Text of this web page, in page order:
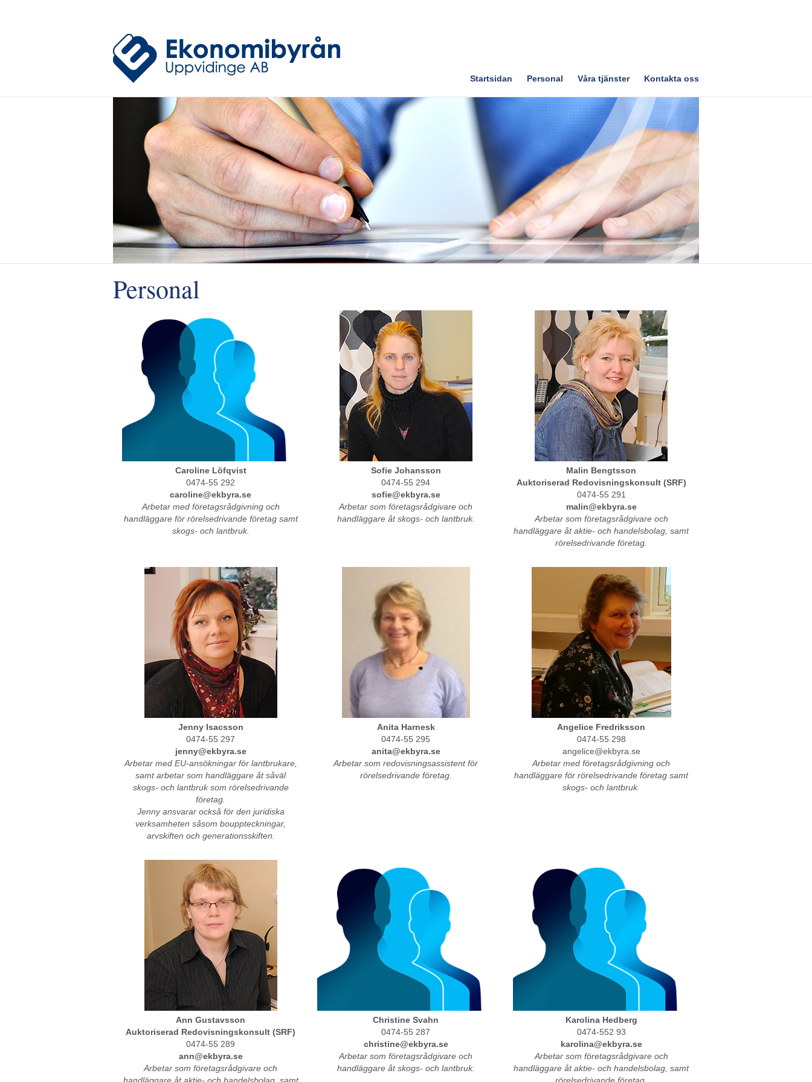
Startsidan Personal Våra tjänster Kontakta oss
Personal
Caroline Löfqvist
0474-55 292
caroline@ekbyra.se
Arbetar med företagsrådgivning och
handläggare för rörelsedrivande företag samt
skogs- och lantbruk.
Sofie Johansson
0474-55 294
sofie@ekbyra.se
Arbetar som företagsrådgivare och
handläggare åt skogs- och lantbruk.
Malin Bengtsson
Auktoriserad Redovisningskonsult (SRF)
0474-55 291
malin@ekbyra.se
Arbetar som företagsrådgivare och
handläggare åt aktie- och handelsbolag, samt
rörelsedrivande företag.
Jenny Isacsson
0474-55 297
jenny@ekbyra.se
Arbetar med EU-ansökningar för lantbrukare,
samt arbetar som handläggare åt såväl
skogs- och lantbruk som rörelsedrivande
företag.
Jenny ansvarar också för den juridiska
verksamheten såsom bouppteckningar,
arvskiften och generationsskiften.
Anita Harnesk
0474-55 295
anita@ekbyra.se
Arbetar som redovisningsassistent för
rörelsedrivande företag.
Angelice Fredriksson
0474-55 298
angelice@ekbyra.se
Arbetar med företagsrådgivning och
handläggare för rörelsedrivande företag samt
skogs- och lantbruk.
Ann Gustavsson
Auktoriserad Redovisningskonsult (SRF)
0474-55 289
ann@ekbyra.se
Arbetar som företagsrådgivare och
Christine Svahn
0474-55 287
christine@ekbyra.se
Arbetar som företagsrådgivare och
handläggare åt skogs- och lantbruk.
Karolina Hedberg
0474-552 93
karolina@ekbyra.se
Arbetar som företagsrådgivare och
handläggare åt aktie- och handelsbolag, samt